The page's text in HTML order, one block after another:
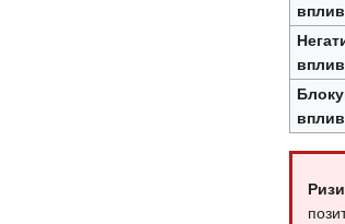
вплив
вплив
вплив